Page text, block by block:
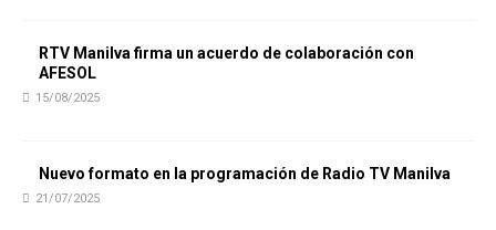
RTV Manilva firma un acuerdo de colaboración con
AFESOL
15/08/2025
Nuevo formato en la programación de Radio TV Manilva
21/07/2025